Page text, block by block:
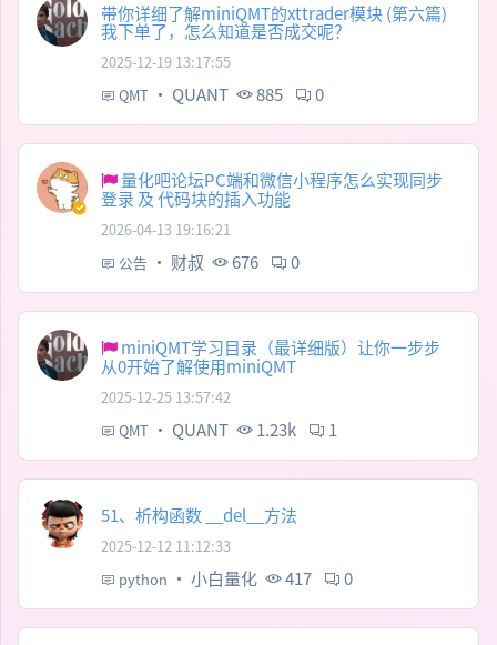
带你详细了解miniQMT的xttrader模块 (第六篇)
我下单了，怎么知道是否成交呢？
2025-12-19 13:17:55
QMT · QUANT 885 0
量化吧论坛PC端和微信小程序怎么实现同步
登录 及 代码块的插入功能
2026-04-13 19:16:21
公告 · 财叔 676 0
miniQMT学习目录（最详细版）让你一步步
从0开始了解使用miniQMT
2025-12-25 13:57:42
QMT · QUANT 1.23k 1
51、析构函数 __del__方法
2025-12-12 11:12:33
python · 小白量化 417 0